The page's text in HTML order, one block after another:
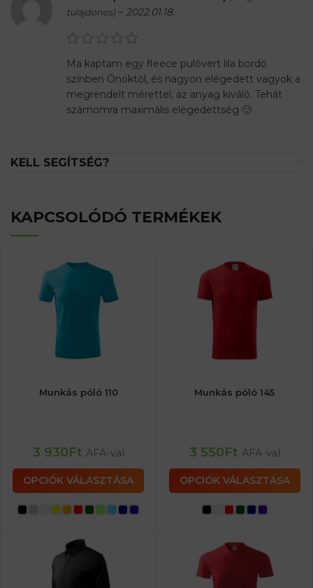
tulajdonos) – 2022.01.18.
Ma kaptam egy fleece pulóvert lila bordó
színben Önöktől, és nagyon elégedett vagyok a
megrendelt mérettel, az anyag kiváló. Tehát
számomra maximális elégedettség 🙂
KELL SEGÍTSÉG?
KAPCSOLÓDÓ TERMÉKEK
Munkás póló 110
3 930Ft ÁFA-val
OPCIÓK VÁLASZTÁSA
Munkás póló 145
3 550Ft ÁFA-val
OPCIÓK VÁLASZTÁSA